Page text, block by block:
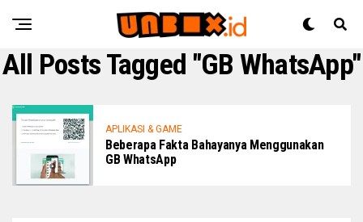
All Posts Tagged "GB WhatsApp"
APLIKASI & GAME
Beberapa Fakta Bahayanya Menggunakan
GB WhatsApp